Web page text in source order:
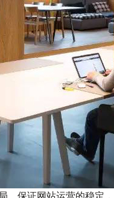
保证网站运营的稳定，